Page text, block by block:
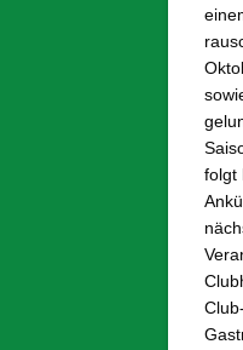
folgt
Club-